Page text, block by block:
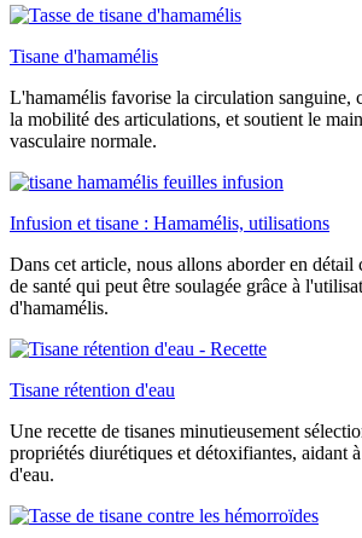
Tisane d'hamamélis
L'hamamélis favorise la circulation sanguine,
la mobilité des articulations, et soutient le
vasculaire normale.
Infusion et tisane : Hamamélis, utilisations
Dans cet article, nous allons aborder en détail
de santé qui peut être soulagée grâce à
d'hamamélis.
Tisane rétention d'eau
Une recette de tisanes minutieusement
propriétés diurétiques et détoxifiantes, aidant
d'eau.